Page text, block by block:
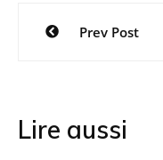
Navigation
Prev Post
Lire aussi